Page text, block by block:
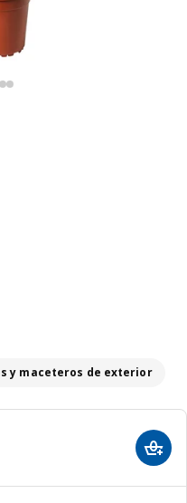
Revisiones totales:
y maceteros de exterior